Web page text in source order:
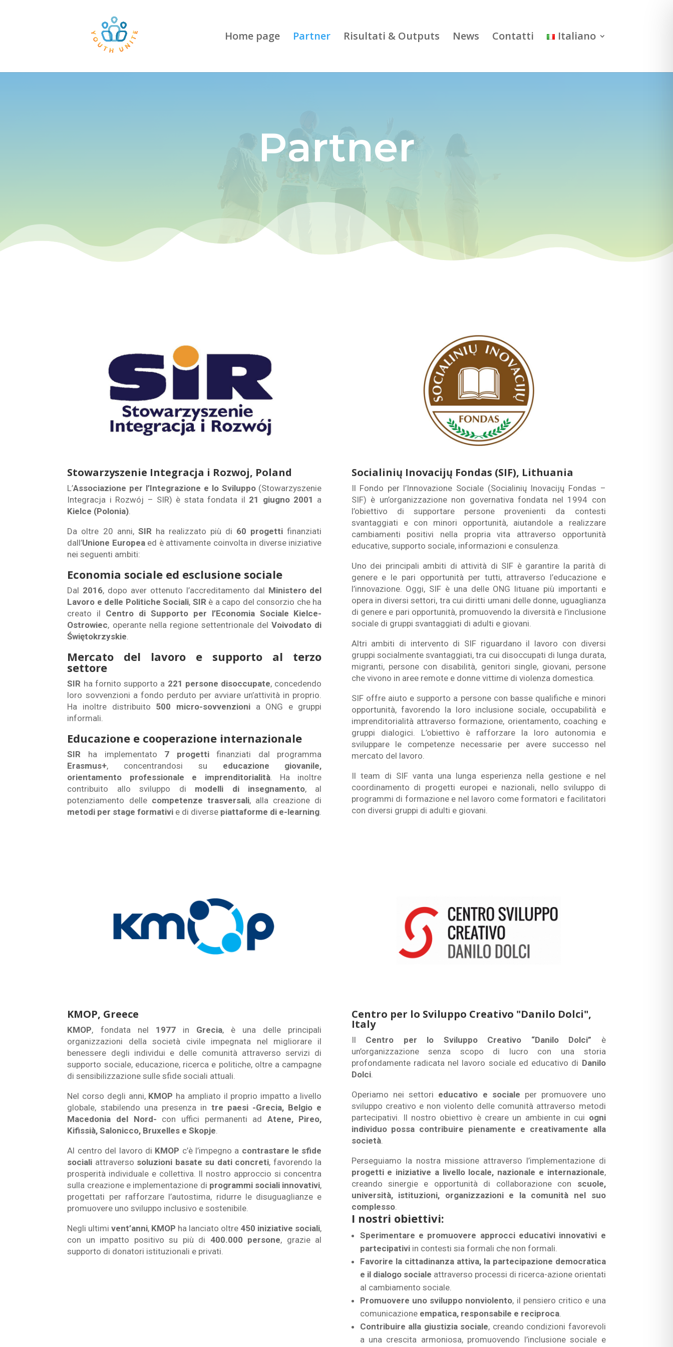
Home page Partner Risultati & Outputs News Contatti Italiano
Partner
Stowarzyszenie Integracja i Rozwoj, Poland
L’Associazione per l’Integrazione e lo Sviluppo(Stowarzyszenie
Integracja i Rozwój – SIR) è stata fondata il 21 giugno 2001 a
Kielce (Polonia)
Da oltre 20 anni, SIR ha realizzato più di 60 progetti finanziati
dall’Unione Europeaed è attivamente coinvolta in diverse iniziative
nei seguenti ambiti:
Economia sociale ed esclusione sociale
Dal 2016, dopo aver ottenuto l’accreditamento dal Ministero del
Lavoro e delle Politiche Sociali, SIR è a capo del consorzio che ha
creato il Centro di Supporto per l’Economia Sociale Kielce-
Ostrowiec, operante nella regione settentrionale delVoivodato di
Świętokrzyskie
Mercato del lavoro e supporto al terzo
settore
SIR ha fornito supporto a 221 persone disoccupate, concedendo
loro sovvenzioni a fondo perduto per avviare un’attività in proprio.
Ha inoltre distribuito 500 micro-sovvenzionia ONG e gruppi
informali.
Educazione e cooperazione internazionale
SIR ha implementato 7 progettifinanziati dal programma
Erasmus+, concentrandosi su educazione giovanile,
orientamento professionale e imprenditorialità. Ha inoltre
contribuito allo sviluppo di modelli di insegnamento, al
potenziamento delle competenze trasversali, alla creazione di
metodi per stage formativi e di diverse piattaforme di e-learning
Socialinių Inovacijų Fondas (SIF), Lithuania
Il Fondo per l’Innovazione Sociale (Socialinių Inovacijų Fondas –
SIF) è un’organizzazione non governativa fondata nel 1994 con
l’obiettivo di supportare persone provenienti da contesti
svantaggiati e con minori opportunità, aiutandole a realizzare
cambiamenti positivi nella propria vita attraverso opportunità
educative, supporto sociale, informazioni e consulenza.
Uno dei principali ambiti di attività di SIF è garantire la parità di
genere e le pari opportunità per tutti, attraverso l’educazione e
l’innovazione. Oggi, SIF è una delle ONG lituane più importanti e
opera in diversi settori, tra cui diritti umani delle donne, uguaglianza
di genere e pari opportunità, promuovendo la diversità e l’inclusione
sociale di gruppi svantaggiati di adulti e giovani.
Altri ambiti di intervento di SIF riguardano il lavoro con diversi
gruppi socialmente svantaggiati, tra cui disoccupati di lunga durata,
migranti, persone con disabilità, genitori single, giovani, persone
che vivono in aree remote e donne vittime di violenza domestica.
SIF offre aiuto e supporto a persone con basse qualifiche e minori
opportunità, favorendo la loro inclusione sociale, occupabilità e
imprenditorialità attraverso formazione, orientamento, coaching e
gruppi dialogici. L’obiettivo è rafforzare la loro autonomia e
sviluppare le competenze necessarie per avere successo nel
mercato del lavoro.
Il team di SIF vanta una lunga esperienza nella gestione e nel
coordinamento di progetti europei e nazionali, nello sviluppo di
programmi di formazione e nel lavoro come formatori e facilitatori
con diversi gruppi di adulti e giovani.
KMOP, Greece
KMOP, fondata nel 1977in Grecia, è una delle principali
organizzazioni della società civile impegnata nel migliorare il
benessere degli individui e delle comunità attraverso servizi di
supporto sociale, educazione, ricerca e politiche, oltre a campagne
di sensibilizzazione sulle sfide sociali attuali.
Nel corso degli anni, KMOP ha ampliato il proprio impatto a livello
globale, stabilendo una presenza in tre paesi -Grecia, Belgio e
Macedonia del Nord- con uffici permanenti ad Atene, Pireo,
Kifissià, Salonicco, Bruxelles e Skopje
Al centro del lavoro di KMOP c’è l’impegno a contrastare le sfide
sociali attraverso soluzioni basate su dati concreti, favorendo la
prosperità individuale e collettiva. Il nostro approccio si concentra
sulla creazione e implementazione di programmi sociali innovativi,
progettati per rafforzare l’autostima, ridurre le disuguaglianze e
promuovere uno sviluppo inclusivo e sostenibile.
Negli ultimivent’anni, KMOP ha lanciato oltre 450 iniziative sociali,
con un impatto positivo su più di 400.000 persone, grazie al
supporto di donatori istituzionali e privati.
Centro per lo Sviluppo Creativo "Danilo Dolci",
Italy
Il Centro per lo Sviluppo Creativo “Danilo Dolci” è
un’organizzazione senza scopo di lucro con una storia
profondamente radicata nel lavoro sociale ed educativo di Danilo
Dolci.
Operiamo nei settori educativo e sociale per promuovere uno
sviluppo creativo e non violento delle comunità attraverso metodi
partecipativi. Il nostro obiettivo è creare un ambiente in cui ogni
individuo possa contribuire pienamente e creativamente alla
società.
Perseguiamo la nostra missione attraverso l’implementazione di
progetti e iniziative a livello locale, nazionale e internazionale,
creando sinergie e opportunità di collaborazione con scuole,
università, istituzioni, organizzazioni e la comunità nel suo
complesso.
I nostri obiettivi:
Sperimentare e promuovere approcci educativi innovativi e
partecipativiin contesti sia formali che non formali.
Favorire la cittadinanza attiva, la partecipazione democratica
e il dialogo sociale attraverso processi di ricerca-azione orientati
al cambiamento sociale.
Promuovere uno sviluppo nonviolento, il pensiero critico e una
comunicazione empatica, responsabile e reciproca.
Contribuire alla giustizia sociale, creando condizioni favorevoli
a una crescita armoniosa, promuovendo l’inclusione sociale e